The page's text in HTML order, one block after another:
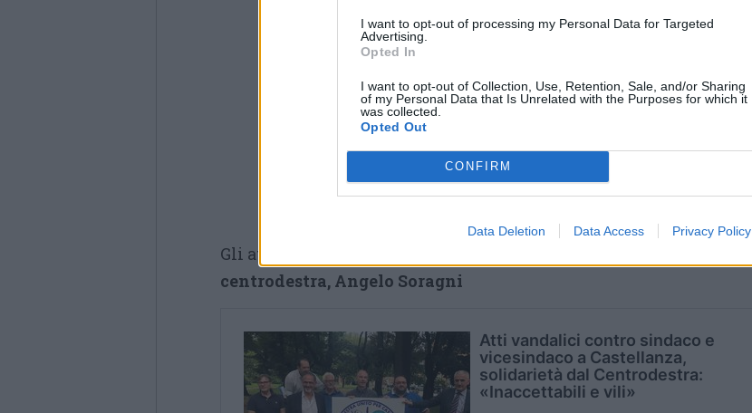
I want to opt-out of processing my Personal Data for Targeted
Advertising.
Opted In
I want to opt-out of Collection, Use, Retention, Sale, and/or Sharing
of my Personal Data that Is Unrelated with the Purposes for which it
was collected.
Opted Out
CONFIRM
Data Deletion Data Access Privacy Policy
Gli atti vandalici sono stati subito stigmatizzati dal
centrodestra, Angelo Soragni